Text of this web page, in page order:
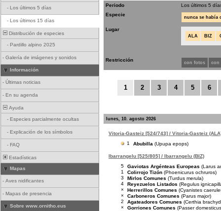
- Los últimos 5 días
- Los últimos 15 días
Distribución de especies
- Pardillo alpino 2025
- Galería de imágenes y sonidos
Información
- Últimas noticias
- En su agenda
Ayuda
- Especies parcialmente ocultas
- Explicación de los símbolos
- FAQ
Estadísticas
Mapas
- Aves nidificantes
- Mapas de presencia
Sobre www.ornitho.eus
Periodo
Los últimos 5
Especie
nunca se había
Lugar
ALA BIZ
Restricción con fotos con
1 2 3 4 5 6
lunes, 10. agosto 2026
Vitoria-Gasteiz [524/743] / Vitoria-Gasteiz
1
Abubilla (Upupa epops)
Ibarrangelu [525/805] / Ibarrangelu (BIZ)
5
Gaviotas Argénteas Europeas (Larus
1
Colirrojo Tizón (Phoenicurus ochruros)
3
Mirlos Comunes (Turdus merula)
4
Reyezuelos Listados (Regulus
×
Herrerillos Comunes (Cyanistes
×
Carboneros Comunes (Parus major)
2
Agateadores Comunes (Certhia
×
Gorriones Comunes (Passer